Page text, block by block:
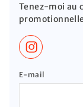
Tenez-moi au
E-mail